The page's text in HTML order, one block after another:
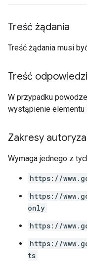
Treść żądania
Treść żądania musi
Treść odpowiedzi
W przypadku
wystąpienie elementu
Zakresy
Wymaga jednego z
https://
https://
only
https://
https://
ts